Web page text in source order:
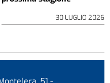
30 LUGLIO 2026